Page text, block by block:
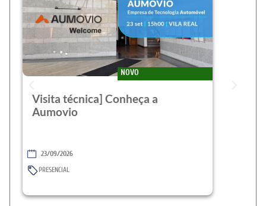
NOVO
Visita técnica] Conheça a
Aumovio
23/09/2026
PRESENCIAL